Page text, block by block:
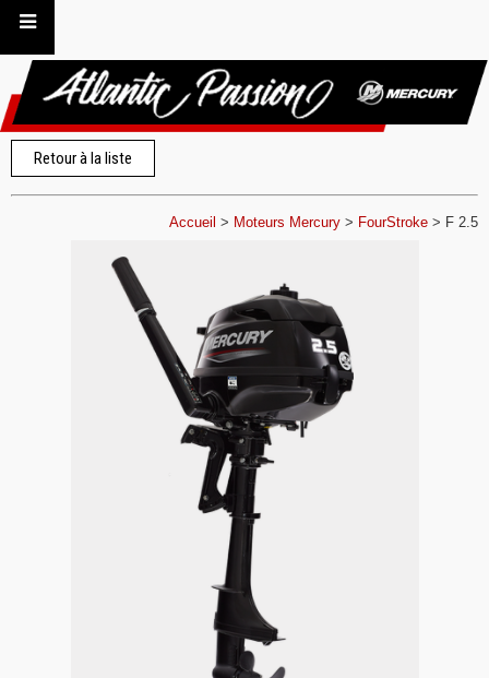
Retour à la liste
Accueil > Moteurs Mercury > FourStroke > F 2.5